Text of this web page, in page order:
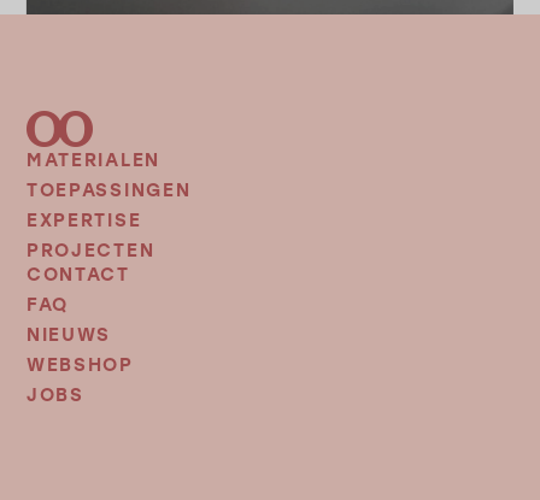
FOOTER
MENU
MATERIALEN
TOEPASSINGEN
EXPERTISE
PROJECTEN
FOOTER
MENU
2
CONTACT
FAQ
NIEUWS
WEBSHOP
JOBS